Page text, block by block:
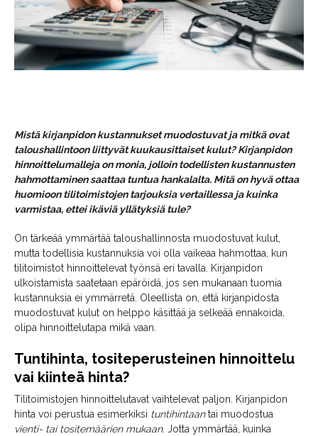
Mistä kirjanpidon kustannukset muodostuvat ja mitkä ovat
taloushallintoon liittyvät kuukausittaiset kulut? Kirjanpidon
hinnoittelumalleja on monia, jolloin todellisten kustannusten
hahmottaminen saattaa tuntua hankalalta. Mitä on hyvä ottaa
huomioon tilitoimistojen tarjouksia vertaillessa ja kuinka
varmistaa, ettei ikäviä yllätyksiä tule?
On tärkeää ymmärtää taloushallinnosta muodostuvat kulut,
mutta todellisia kustannuksia voi olla vaikeaa hahmottaa, kun
tilitoimistot hinnoittelevat työnsä eri tavalla. Kirjanpidon
ulkoistamista saatetaan epäröidä, jos sen mukanaan tuomia
kustannuksia ei ymmärretä. Oleellista on, että kirjanpidosta
muodostuvat kulut on helppo käsittää ja selkeää ennakoida,
olipa hinnoittelutapa mikä vaan.
Tuntihinta, tositeperusteinen hinnoittelu
vai kiinteä hinta?
Tilitoimistojen hinnoittelutavat vaihtelevat paljon. Kirjanpidon
hinta voi perustua esimerkiksi tuntihintaantai muodostua
vienti- tai tositemäärien mukaan. Jotta ymmärtää, kuinka